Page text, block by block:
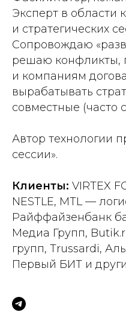
Эксперт в области
и стратегических
Сопровождаю
решаю конфликты,
и компаниям
вырабатывать
совместные
Автор технологии
сессии».
Клиенты: VIRTEX
NESTLE, MTL —
Райффайзенбанк
Медиа Групп,
групп, Trussardi,
Первый БИТ и